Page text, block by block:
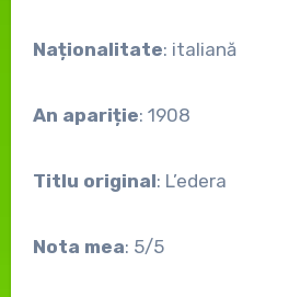
Naționalitate: italiană
An apariție: 1908
Titlu original: L’edera
Nota mea: 5/5